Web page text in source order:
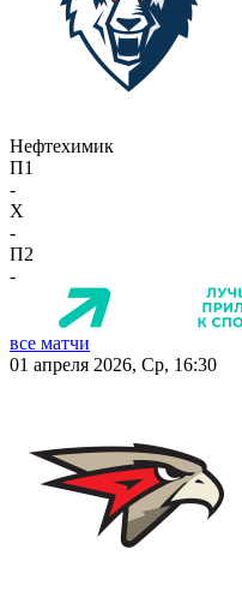
Нефтехимик
П1
-
X
-
П2
-
все матчи
01 апреля 2026, Ср, 16:30